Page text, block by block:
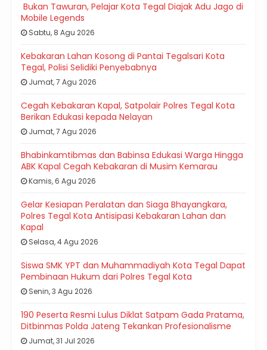
Bukan Tawuran, Pelajar Kota Tegal Diajak Adu Jago di
Mobile Legends
Sabtu, 8 Agu 2026
Kebakaran Lahan Kosong di Pantai Tegalsari Kota
Tegal, Polisi Selidiki Penyebabnya
Jumat, 7 Agu 2026
Cegah Kebakaran Kapal, Satpolair Polres Tegal Kota
Berikan Edukasi kepada Nelayan
Jumat, 7 Agu 2026
Bhabinkamtibmas dan Babinsa Edukasi Warga Hingga
ABK Kapal Cegah Kebakaran di Musim Kemarau
Kamis, 6 Agu 2026
Gelar Kesiapan Peralatan dan Siaga Bhayangkara,
Polres Tegal Kota Antisipasi Kebakaran Lahan dan
Kapal
Selasa, 4 Agu 2026
Siswa SMK YPT dan Muhammadiyah Kota Tegal Dapat
Pembinaan Hukum dari Polres Tegal Kota
Senin, 3 Agu 2026
190 Peserta Resmi Lulus Diklat Satpam Gada Pratama,
Ditbinmas Polda Jateng Tekankan Profesionalisme
Jumat, 31 Jul 2026